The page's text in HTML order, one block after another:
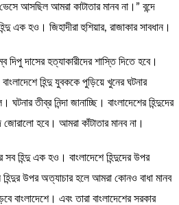
আসছিল আমরা কাটাতার মানব না।” বন্দে
এক হও। জিহাদীরা হুশিয়ার, রাজাকার সাবধান।
দাসের হত্যাকারীদের শাস্তি দিতে হবে।
হিন্দু যুবককে পুড়িয়ে খুনের ঘটনার
তীব্র নিন্দা জানাচ্ছি। বাংলাদেশের হিন্দুদের
হবে। আমরা কাঁটাতার মানব না।
হিন্দু এক হও। বাংলাদেশে হিন্দুদের উপর
উপর অত্যাচার হলে আমরা কোনও বাধা মানব
এবং তারা বাংলাদেশের সরকার